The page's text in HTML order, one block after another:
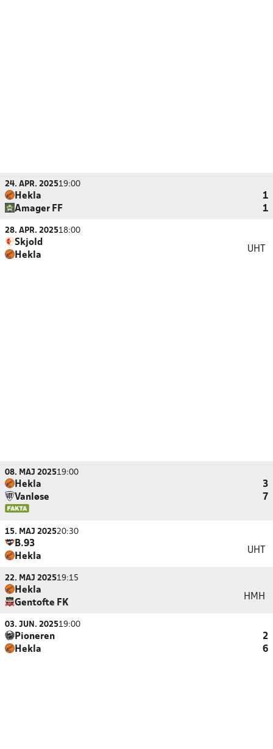
24. APR. 202519:00
Hekla
1
Amager FF
1
28. APR. 202518:00
Skjold
Hekla
UHT
08. MAJ 202519:00
Hekla
3
Vanløse
7
15. MAJ 202520:30
B.93
Hekla
UHT
22. MAJ 202519:15
Hekla
Gentofte FK
HMH
03. JUN. 202519:00
Pioneren
2
Hekla
6